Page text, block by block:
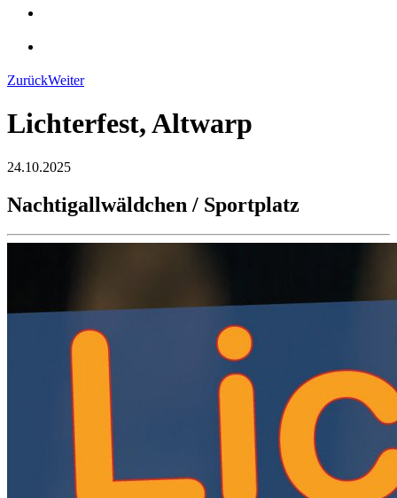
ZurückWeiter
Lichterfest, Altwarp
24.10.2025
Nachtigallwäldchen / Sportplatz